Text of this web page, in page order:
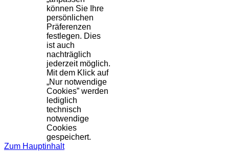
können Sie Ihre
persönlichen
Präferenzen
festlegen. Dies
ist auch
nachträglich
jederzeit möglich.
Mit dem Klick auf
„Nur notwendige
Cookies” werden
lediglich
technisch
notwendige
Cookies
gespeichert.
Zum Hauptinhalt